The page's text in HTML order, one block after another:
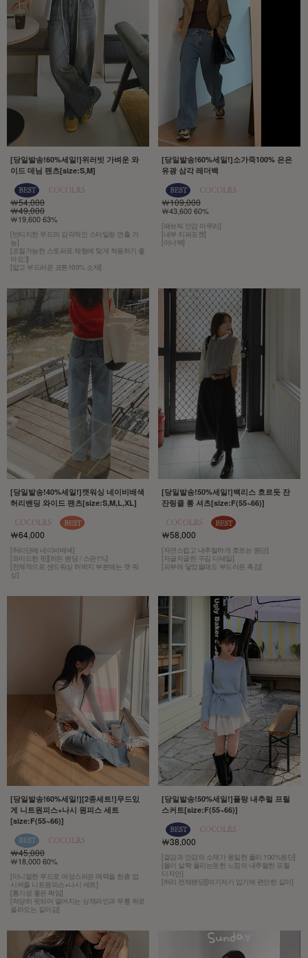
[당일발송!60%세일!]위러빗 가벼운 와
이드 데님 팬츠[size:S,M]
￦54,000
￦49,000
￦19,600 63%
[빈티지한 무드의 감각적인 스타일링 연출 가
능]
[조절가능한 스토퍼로 체형에 맞게 착용하기 좋
아요:)]
[얇고 부드러운 코튼100% 소재]
[당일발송!60%세일!]소가죽100% 은은
유광 삼각 레더백
￦109,000
￦43,600 60%
[패브릭 안감 마무리]
[내부 지퍼포켓]
[이너백]
[당일발송!40%세일!]캣워싱 네이비배색
허리밴딩 와이드 팬츠[size:S,M,L,XL]
￦64,000
[허리단에 네이비배색]
[와이드한 핏][히든 밴딩 / 스판1%]
[전체적으로 샌드워싱 허벅지 부분에는 캣 워
싱]
[당일발송!50%세일!]백리스 흐르듯 잔
잔링클 롱 셔츠[size:F(55~66)]
￦58,000
[자연스럽고 내추럴하게 흐르는 원단]
[자글자글한 구김 디테일]
[피부에 닿았을때도 부드러운 촉감]
[당일발송!60%세일!][2종세트!]무드있
게 니트원피스+나시 원피스 세트
[size:F(55~66)]
￦45,000
￦18,000 60%
[미니멀한 무드로 여성스러운 매력을 한층 업
시켜줄 니트원피스+나시 세트]
[통기성 좋은 짜임]
[적당히 핏되어 떨어지는 상체라인과 무릎 위로
올라오는 길이감]
[당일발송!50%세일!]플랑 내추럴 프릴
스커트[size:F(55~66)]
￦38,000
[겉감과 안감의 소재가 동일한 폴리 100%원단]
[올이 살짝 풀리는듯한 느낌의 내추럴한 프릴
디자인]
[허리 전체밴딩][여기저기 입기에 편안한 길이]